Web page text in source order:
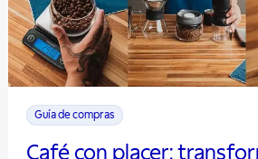
Guía de compras
Café con placer: